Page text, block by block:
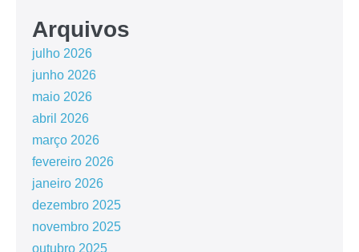
Arquivos
julho 2026
junho 2026
maio 2026
abril 2026
março 2026
fevereiro 2026
janeiro 2026
dezembro 2025
novembro 2025
outubro 2025